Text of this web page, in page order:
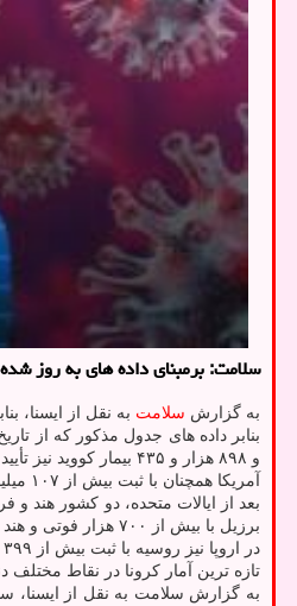
سلامت: برمبنای داده های به روز شده در «جدول جهانی
به گزارش سلامت به نقل از ایسنا، بنابر اعلام جدول جهانی
و ۸۹۸ هزار و ۴۳۵ بیمار کووید نیز تأیید شده است.
آمریکا همچنان با ثبت بیش از ۱۰۷ میلیون مبتلاشدن و بیش از یک میلیون و ۱۶۰ هزار فوتی به ترتیب رکورد مبتلاشدن و مرگ های کرونائی را در کل دنیا دارد.
برزیل با بیش از ۷۰۰ هزار فوتی و هند با بیش از ۵۰۰ هزار فوتی، بیشترین مرگ و میر کرونائی را به ثبت رسانده اند.
در اروپا نیز روسیه با ثبت بیش از ۳۹۹ هزار فوتی، بالاترین آمار مرگ های کرونائی در این قاره را تا حالا گزارش کرده است.
تازه ترین آمار کرونا در نقاط
به گزارش سلامت به نقل از ایسنا،